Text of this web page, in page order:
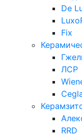
De
Fix
ЛСР
RRD